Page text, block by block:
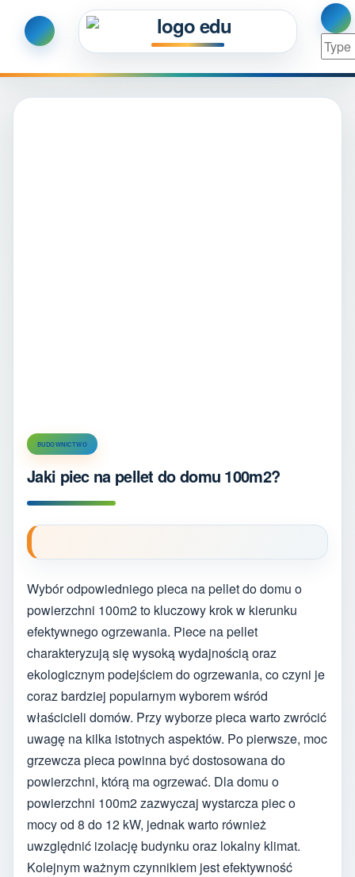
BUDOWNICTWO
Jaki piec na pellet do domu 100m2?
Wybór odpowiedniego pieca na pellet do domu o
powierzchni 100m2 to kluczowy krok w kierunku
efektywnego ogrzewania. Piece na pellet
charakteryzują się wysoką wydajnością oraz
ekologicznym podejściem do ogrzewania, co czyni je
coraz bardziej popularnym wyborem wśród
właścicieli domów. Przy wyborze pieca warto zwrócić
uwagę na kilka istotnych aspektów. Po pierwsze, moc
grzewcza pieca powinna być dostosowana do
powierzchni, którą ma ogrzewać. Dla domu o
powierzchni 100m2 zazwyczaj wystarcza piec o
mocy od 8 do 12 kW, jednak warto również
uwzględnić izolację budynku oraz lokalny klimat.
Kolejnym ważnym czynnikiem jest efektywność